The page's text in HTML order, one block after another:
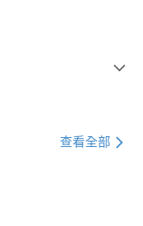
查看全部